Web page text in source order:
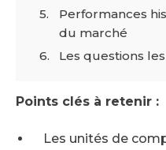
Performances
du marché
Les questions
Points clés à retenir :
Les unités de